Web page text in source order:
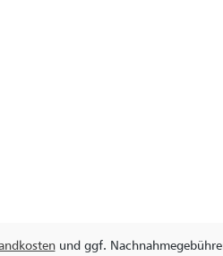
und ggf.